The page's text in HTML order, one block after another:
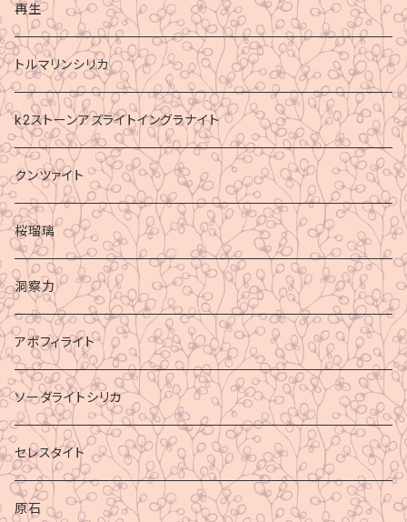
再生
トルマリンシリカ
k2ストーンアズライトイングラナイト
クンツァイト
桜瑠璃
洞察力
アポフィライト
ソーダライトシリカ
セレスタイト
原石